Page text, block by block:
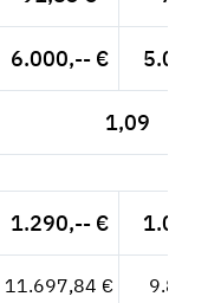
6.000,-- €
1,09
1.290,-- €
11.697,84 €